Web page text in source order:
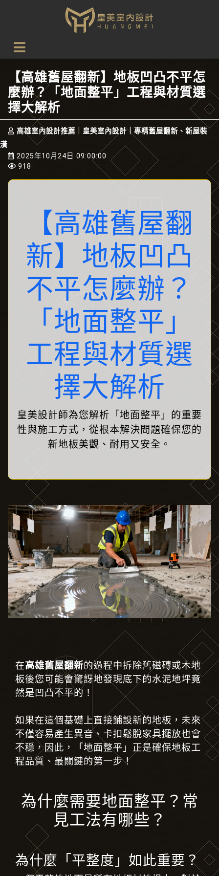
首頁
設計新知
【高雄舊屋翻新】地板凹凸不平怎麼辦？「地面整平」工程
【高雄舊屋翻新】地板凹凸不平怎
麼辦？「地面整平」工程與材質選
擇大解析
高雄室內設計推薦｜皇美室內設計｜專精舊屋翻新、新屋裝
潢
2025年10月24日 09:00:00
918
【高雄舊屋翻
新】地板凹凸
不平怎麼辦？
「地面整平」
工程與材質選
擇大解析
皇美設計師為您解析「地面整平」的重要
性與施工方式，從根本解決問題確保您的
新地板美觀、耐用又安全。
在高雄舊屋翻新的過程中拆除舊磁磚或木地
板後您可能會驚訝地發現底下的水泥地坪竟
然是凹凸不平的！
如果在這個基礎上直接鋪設新的地板，未來
不僅容易產生異音、卡扣鬆脫家具擺放也會
不穩 ，因此，「地面整平」正是確保地板工
程品質、最關鍵的第一步！
為什麼需要地面整平？常
見工法有哪些？
為什麼「平整度」如此重要？